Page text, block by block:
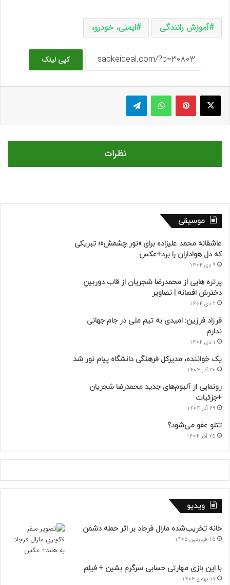
آموزش رانندگی ایمنی، خودرو،
کپی لینک
ایکس پینتریستواتس آپ تلگرام
نظرات
موسیقی
عاشقانه محمد علیزاده برای «نور چشمش»؛ تبریکی
که دل هواداران را برد+عکس
9 دی 1404
پرتره هایی از محمدرضا شجریان از قاب دوربینِ
دخترش افسانه | تصاویر
2 دی 1404
فرزاد فرزین: امیدی به تیم ملی در جام جهانی
ندارم
1 دی 1404
یک خواننده، مدیرکل فرهنگی دانشگاه پیام نور شد
30 آذر 1404
رونمایی از آلبوم‌های جدید محمدرضا شجریان
+جزئیات
29 آذر 1404
تتلو عفو می‌شود؟
25 آذر 1404
ویدیو
خانه تخریب‌شده مارال فرجاد بر اثر حمله دشمن
15 فروردین 1405
با این بازی مهارتی حسابی سرگرم بشین + فیلم
17 بهمن 1404